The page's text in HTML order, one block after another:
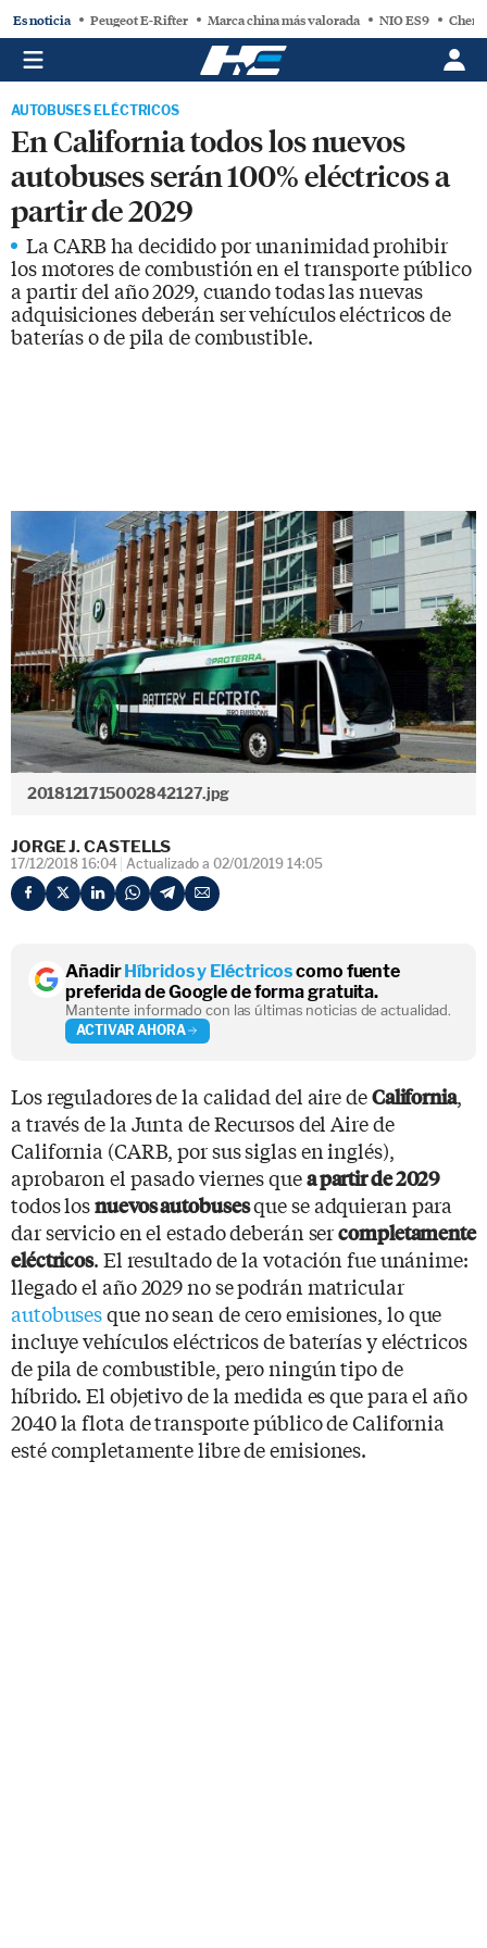
Es noticia Peugeot E-Rifter Marca china más valorada NIO ES9 Chery
AUTOBUSES ELÉCTRICOS
En California todos los nuevos
autobuses serán 100% eléctricos a
partir de 2029
La CARB ha decidido por unanimidad prohibir
los motores de combustión en el transporte público
a partir del año 2029, cuando todas las nuevas
adquisiciones deberán ser vehículos eléctricos de
baterías o de pila de combustible.
2018121715002842127.jpg
JORGE J. CASTELLS
17/12/2018 16:04 Actualizado a 02/01/2019 14:05
AñadirHíbridos y Eléctricoscomo fuente
preferida de Google de forma gratuita.
Mantente informado con las últimas noticias de actualidad.
ACTIVAR AHORA
Los reguladores de la calidad del aire deCalifornia,
a través de la Junta de Recursos del Aire de
California (CARB, por sus siglas en inglés),
aprobaron el pasado viernes quea partir de 2029
todos losnuevos autobusesque se adquieran para
dar servicio en el estado deberán sercompletamente
eléctricos. El resultado de la votación fue unánime:
llegado el año 2029 no se podrán matricular
autobusesque no sean de cero emisiones, lo que
incluye vehículos eléctricos de baterías y eléctricos
de pila de combustible, pero ningún tipo de
híbrido. El objetivo de la medida es que para el año
2040 la flota de transporte público de California
esté completamente libre de emisiones.